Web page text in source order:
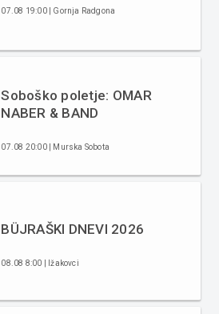
07.08 19:00 | Gornja Radgona
Soboško poletje: OMAR
NABER & BAND
07.08 20:00 | Murska Sobota
BÜJRAŠKI DNEVI 2026
08.08 8:00 | Ižakovci